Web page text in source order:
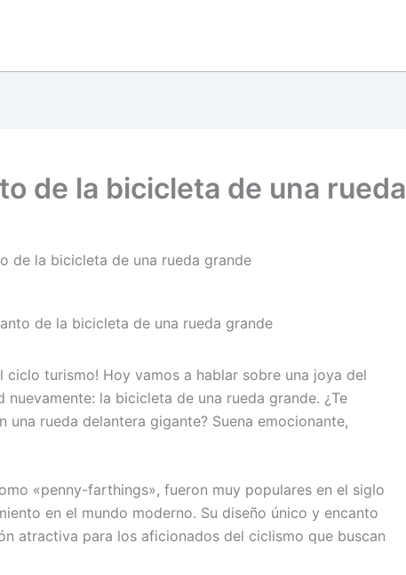
de la bicicleta de una rueda
de la bicicleta de una rueda grande
ciclo turismo! Hoy vamos a hablar sobre una joya del
la bicicleta de una rueda grande. ¿Te
una rueda delantera gigante? Suena emocionante,
«penny-farthings», fueron muy populares en el siglo
en el mundo moderno. Su diseño único y encanto
atractiva para los aficionados del ciclismo que buscan